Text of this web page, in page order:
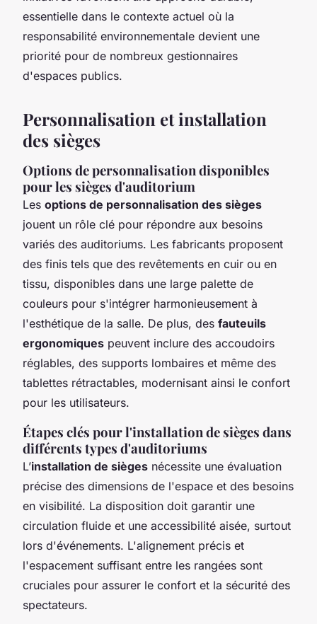
essentielle dans le contexte actuel où la
responsabilité environnementale devient une
priorité pour de nombreux gestionnaires
d'espaces publics.
Personnalisation et installation
des sièges
Options de personnalisation disponibles
pour les sièges d'auditorium
Les options de personnalisation des sièges
jouent un rôle clé pour répondre aux besoins
variés des auditoriums. Les fabricants proposent
des finis tels que des revêtements en cuir ou en
tissu, disponibles dans une large palette de
couleurs pour s'intégrer harmonieusement à
l'esthétique de la salle. De plus, des fauteuils
ergonomiques peuvent inclure des accoudoirs
réglables, des supports lombaires et même des
tablettes rétractables, modernisant ainsi le confort
pour les utilisateurs.
Étapes clés pour l'installation de sièges dans
différents types d'auditoriums
L’installation de sièges nécessite une évaluation
précise des dimensions de l'espace et des besoins
en visibilité. La disposition doit garantir une
circulation fluide et une accessibilité aisée, surtout
lors d'événements. L'alignement précis et
l'espacement suffisant entre les rangées sont
cruciales pour assurer le confort et la sécurité des
spectateurs.